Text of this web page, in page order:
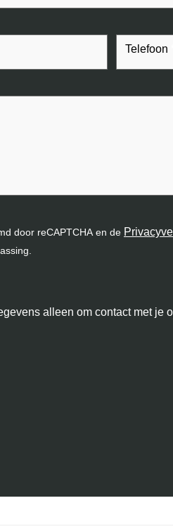
Telefoon
door reCAPTCHA en de
alleen om contact met je